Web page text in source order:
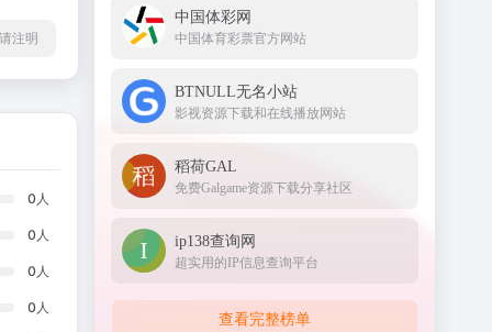
注明
0 人
0 人
0 人
0 人
中国体彩网
中国体育彩票官方网站
BTNULL无名小站
影视资源下载和在线播放网站
稻荷GAL
免费Galgame资源下载分享社区
ip138查询网
超实用的IP信息查询平台
查看完整榜单